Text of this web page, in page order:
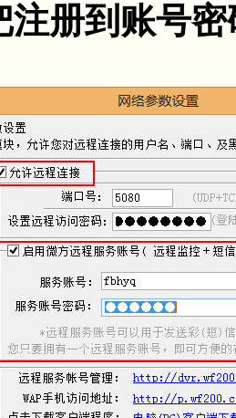
注册到账号